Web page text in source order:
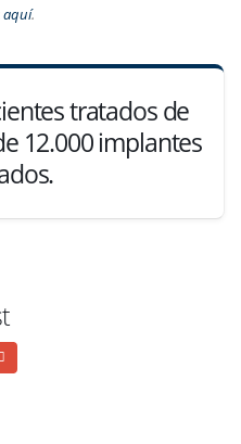
aquí.
tratados de
12.000 implantes